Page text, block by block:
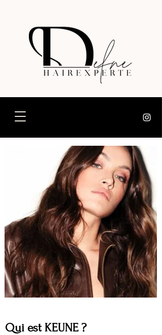
Qui est KEUNE ?